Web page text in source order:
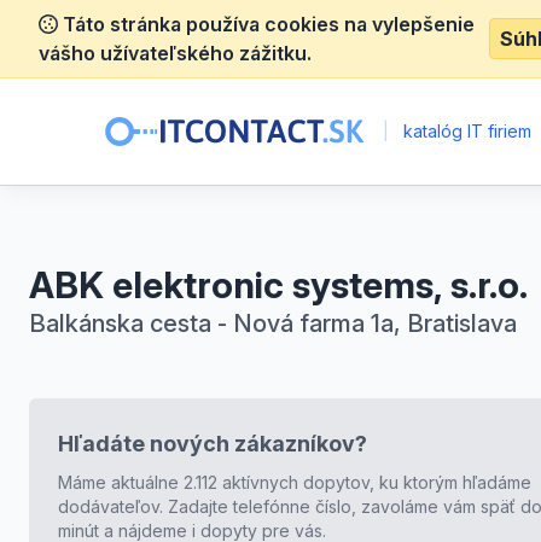
Táto stránka používa cookies na vylepšenie
vášho užívateľského zážitku.
katalóg IT firiem
ABK elektronic systems, s.r.o.
Balkánska cesta - Nová farma 1a, Bratislava
Hľadáte nových zákazníkov?
Máme aktuálne 2.112 aktívnych dopytov, ku ktorým hľadáme
dodávateľov. Zadajte telefónne číslo, zavoláme vám späť
minút a nájdeme i dopyty pre vás.